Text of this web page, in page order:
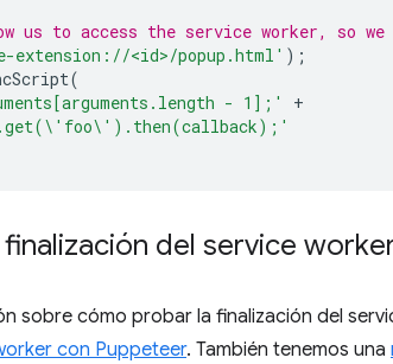
to access the service worker, so we
extension://<id>/popup.html' );
(
- 1];'
+
del service
sobre cómo probar la finalización del
con Puppeteer. También tenemos una